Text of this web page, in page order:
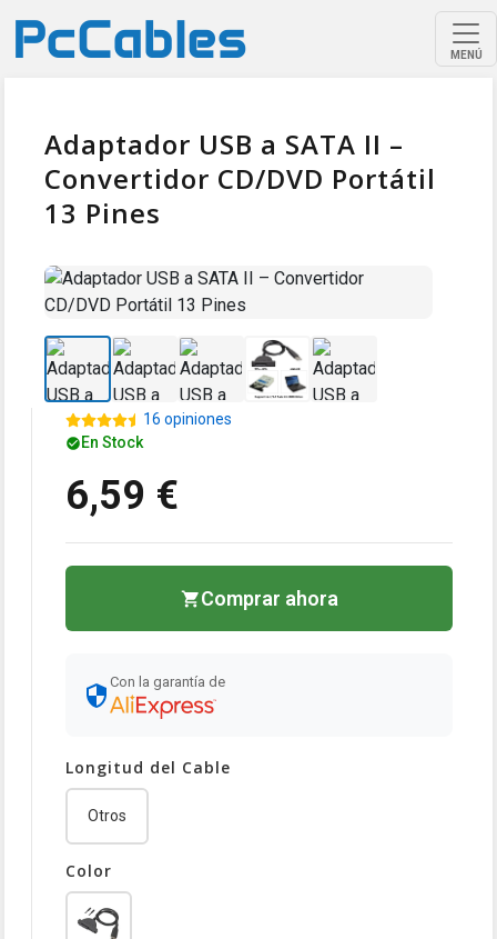
MENÚ
Adaptador USB a SATA II –
Convertidor CD/DVD Portátil
13 Pines
16 opiniones
En Stock
6,59 €
Comprar ahora
Con la garantía de
Longitud del Cable
Otros
Color